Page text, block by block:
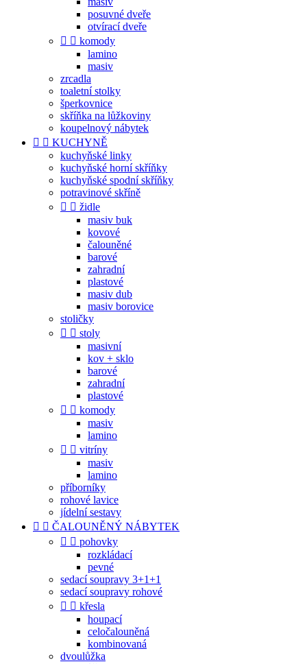
posuvné dveře
otvírací dveře
  komody
lamino
masiv
zrcadla
toaletní stolky
šperkovnice
skříňka na lůžkoviny
koupelnový nábytek
  KUCHYNĚ
kuchyňské linky
kuchyňské horní skříňky
kuchyňské spodní skříňky
potravinové skříně
  židle
masiv buk
kovové
čalouněné
barové
zahradní
plastové
masiv dub
masiv borovice
stoličky
  stoly
masivní
kov + sklo
barové
zahradní
plastové
  komody
masiv
lamino
  vitríny
masiv
lamino
příborníky
rohové lavice
jídelní sestavy
  ČALOUNĚNÝ NÁBYTEK
  pohovky
rozkládací
pevné
sedací soupravy 3+1+1
sedací soupravy rohové
  křesla
houpací
celočalouněná
kombinovaná
dvoulůžka